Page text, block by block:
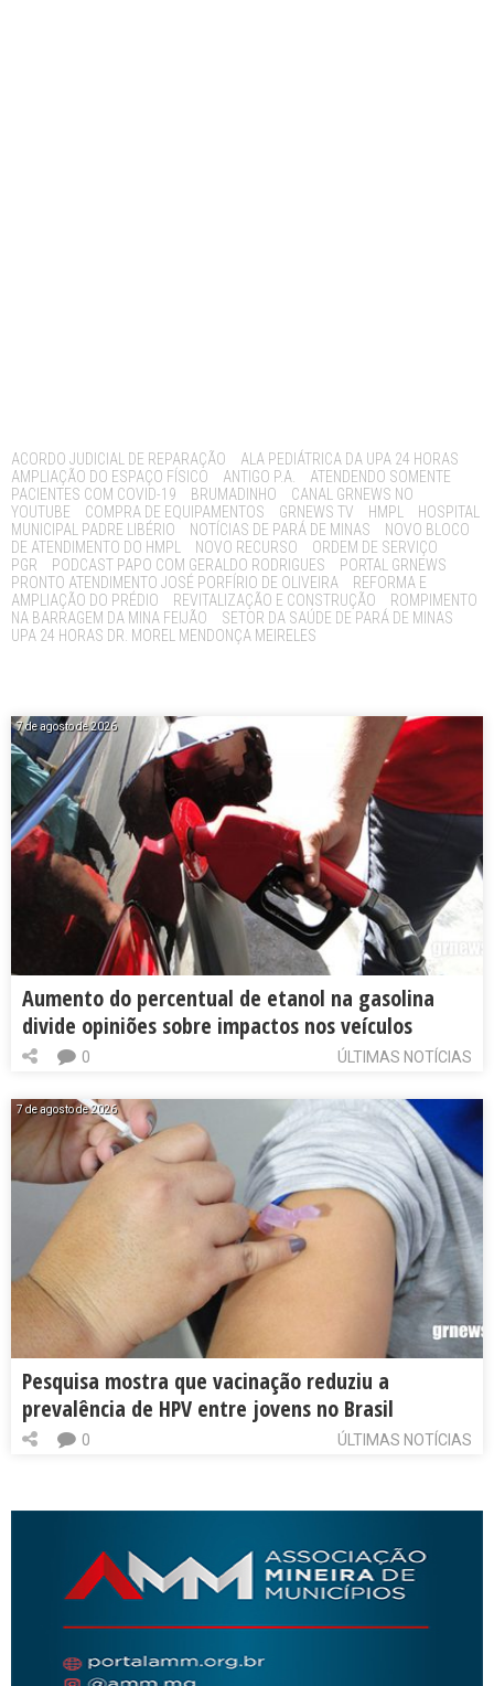
Tags:
ACORDO JUDICIAL DE REPARAÇÃO
ALA PEDIÁTRICA DA UPA 24 HORAS
AMPLIAÇÃO DO ESPAÇO FÍSICO
ANTIGO P.A.
ATENDENDO SOMENTE
PACIENTES COM COVID-19
BRUMADINHO
CANAL GRNEWS NO
YOUTUBE
COMPRA DE EQUIPAMENTOS GRNEWS TV HMPL
HOSPITAL
MUNICIPAL PADRE LIBÉRIO
NOTÍCIAS DE PARÁ DE MINAS
NOVO BLOCO
DE ATENDIMENTO DO HMPL
NOVO RECURSO
ORDEM DE SERVIÇO
PGR
PODCAST PAPO COM GERALDO RODRIGUES
PORTAL GRNEWS
PRONTO ATENDIMENTO JOSÉ PORFÍRIO DE OLIVEIRA
REFORMA E
AMPLIAÇÃO DO PRÉDIO
REVITALIZAÇÃO E CONSTRUÇÃO
ROMPIMENTO
NA BARRAGEM DA MINA FEIJÃO
SETOR DA SAÚDE DE PARÁ DE MINAS
UPA 24 HORAS DR. MOREL MENDONÇA MEIRELES
7 de agosto de 2026
Aumento do percentual de etanol na gasolina
divide opiniões sobre impactos nos veículos
ÚLTIMAS NOTÍCIAS
0
7 de agosto de 2026
Pesquisa mostra que vacinação reduziu a
prevalência de HPV entre jovens no Brasil
ÚLTIMAS NOTÍCIAS
0